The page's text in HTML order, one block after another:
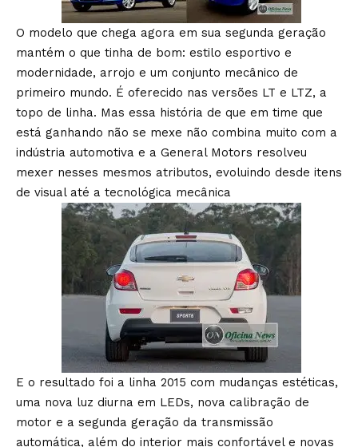
O modelo que chega agora em sua segunda geração
mantém o que tinha de bom: estilo esportivo e
modernidade, arrojo e um conjunto mecânico de
primeiro mundo. É oferecido nas versões LT e LTZ, a
topo de linha. Mas essa história de que em time que
está ganhando não se mexe não combina muito com a
indústria automotiva e a General Motors resolveu
mexer nesses mesmos atributos, evoluindo desde itens
de visual até a tecnológica mecânica
E o resultado foi a linha 2015 com mudanças estéticas,
uma nova luz diurna em LEDs, nova calibração de
motor e a segunda geração da transmissão
automática, além do interior mais confortável e novas